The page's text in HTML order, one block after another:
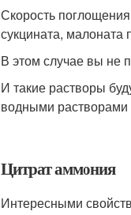
Скорость
сукцината,
В этом случае вы не
И такие растворы
водными
Цитрат аммония
Интересными